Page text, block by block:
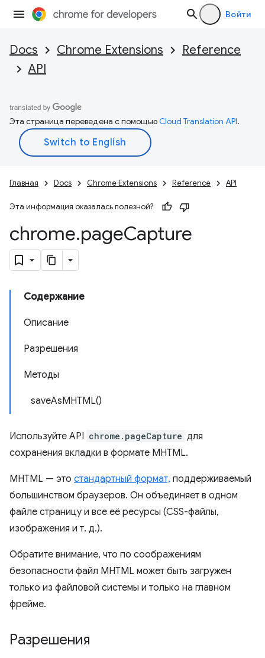
Войти
Docs Chrome Extensions
Reference
API
Эта страница переведена с помощьюCloud Translation API.
Главная Docs Chrome Extensions Reference API
Эта информация оказалась полезной?
chrome.pageCapture
Содержание
Описание
Разрешения
Методы
saveAsMHTML()
Используйте API chrome.pageCapture для
сохранения вкладки в формате MHTML.
MHTML — это стандартный формат, поддерживаемый
большинством браузеров. Он объединяет в одном
файле страницу и все её ресурсы (CSS-файлы,
изображения и т. д.).
Обратите внимание, что по соображениям
безопасности файл MHTML может быть загружен
только из файловой системы и только на главном
фрейме.
Разрешения